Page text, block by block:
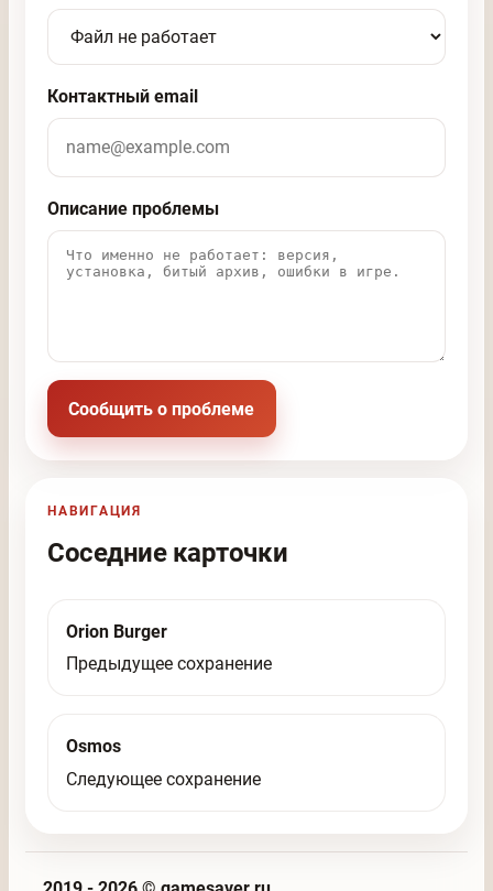
Контактный email
Описание проблемы
Сообщить о проблеме
НАВИГАЦИЯ
Соседние карточки
Orion Burger
Предыдущее сохранение
Osmos
Следующее сохранение